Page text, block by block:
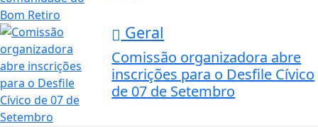
Geral
Comissão organizadora abre
inscrições para o Desfile Cívico
de 07 de Setembro